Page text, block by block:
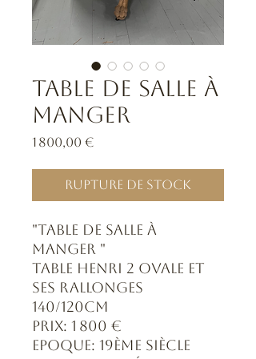
Table de salle à
manger
1 800,00 €
Rupture de stock
"Table de salle à
manger "
Table Henri 2 ovale et
ses rallonges
140/120cm
Prix: 1 800 €
Epoque: 19ème siècle